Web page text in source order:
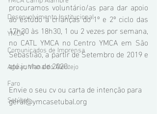
Desenvolvimento Institucional
YMCA
Comunicados de Imprensa
Aguiar, Viana do Alentejo
Faro
Setúbal
procuramos voluntário/as para dar apoio
ao estudo a crianças do 1º e 2º ciclo das
17h30 às 18h30, 1 ou 2 vezes por semana,
no CATL YMCA no Centro YMCA em São
Sebastião, a partir de Setembro de 2019 e
até junho de 2020.
Envie o seu cv ou carta de intenção para
geral@ymcasetubal.org